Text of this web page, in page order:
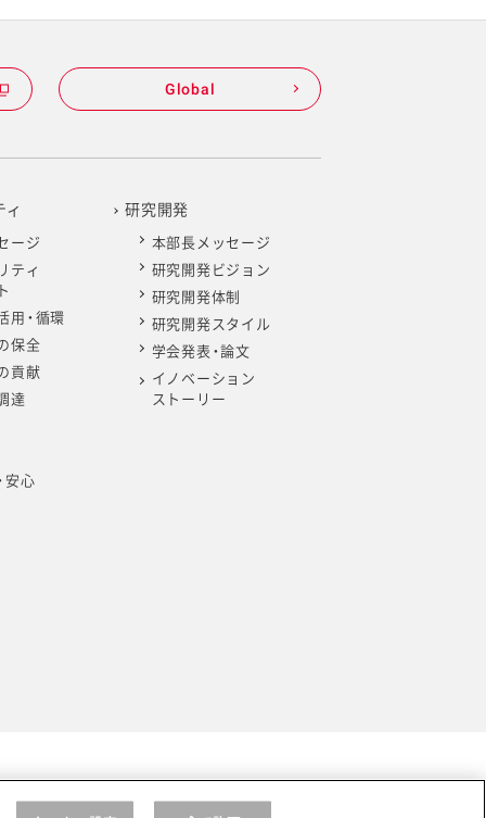
Global
ィ
ージ
ティ
用・循環
保全
貢献
達
安心
研究開発
本部長メッセージ
研究開発ビジョン
研究開発体制
研究開発スタイル
学会発表・論文
イノベーション
ストーリー